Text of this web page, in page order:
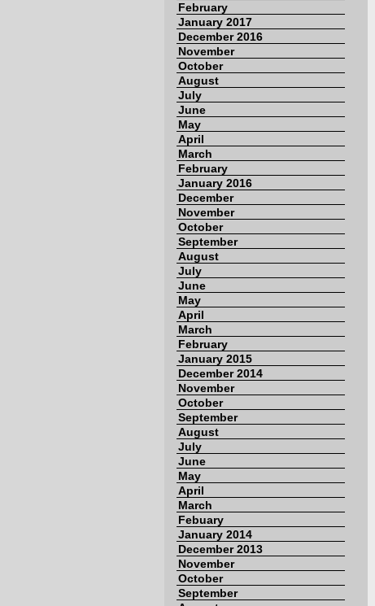
February
January 2017
December 2016
November
October
August
July
June
May
April
March
February
January 2016
December
November
October
September
August
July
June
May
April
March
February
January 2015
December 2014
November
October
September
August
July
June
May
April
March
Febuary
January 2014
December 2013
November
October
September